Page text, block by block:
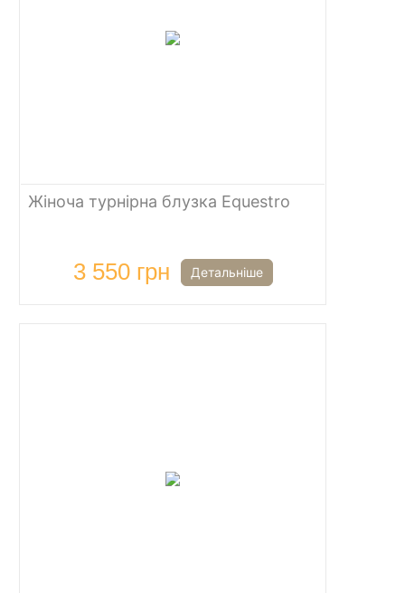
Жіноча турнірна блузка Equestro
3 550 грн Детальніше